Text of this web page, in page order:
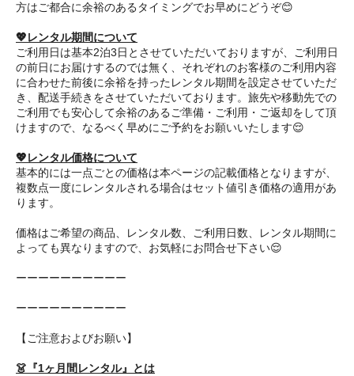
方はご都合に余裕のあるタイミングでお早めにどうぞ😊
💖レンタル期間について
ご利用日は基本2泊3日とさせていただいておりますが、ご利用日
の前日にお届けするのでは無く、それぞれのお客様のご利用内容
に合わせた前後に余裕を持ったレンタル期間を設定させていただ
き、配送手続きをさせていただいております。旅先や移動先での
ご利用でも安心して余裕のあるご準備・ご利用・ご返却をして頂
けますので、なるべく早めにご予約をお願いいたします😌
💖レンタル価格について
基本的には一点ごとの価格は本ページの記載価格となりますが、
複数点一度にレンタルされる場合はセット値引き価格の適用があ
ります。
価格はご希望の商品、レンタル数、ご利用日数、レンタル期間に
よっても異なりますので、お気軽にお問合せ下さい😌
ーーーーーーーーーー
ーーーーーーーーーー
【ご注意およびお願い】
👗『1ヶ月間レンタル』とは